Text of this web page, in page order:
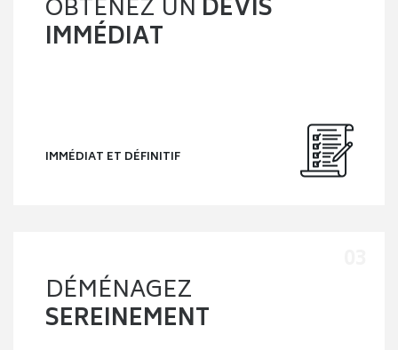
OBTENEZ UN DEVIS
IMMÉDIAT
IMMÉDIAT ET DÉFINITIF
DÉMÉNAGEZ
SEREINEMENT